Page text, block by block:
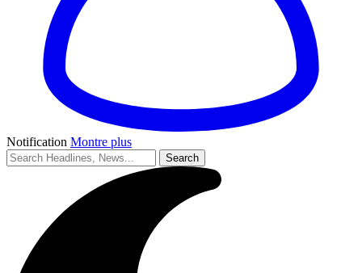
Notification Montre plus